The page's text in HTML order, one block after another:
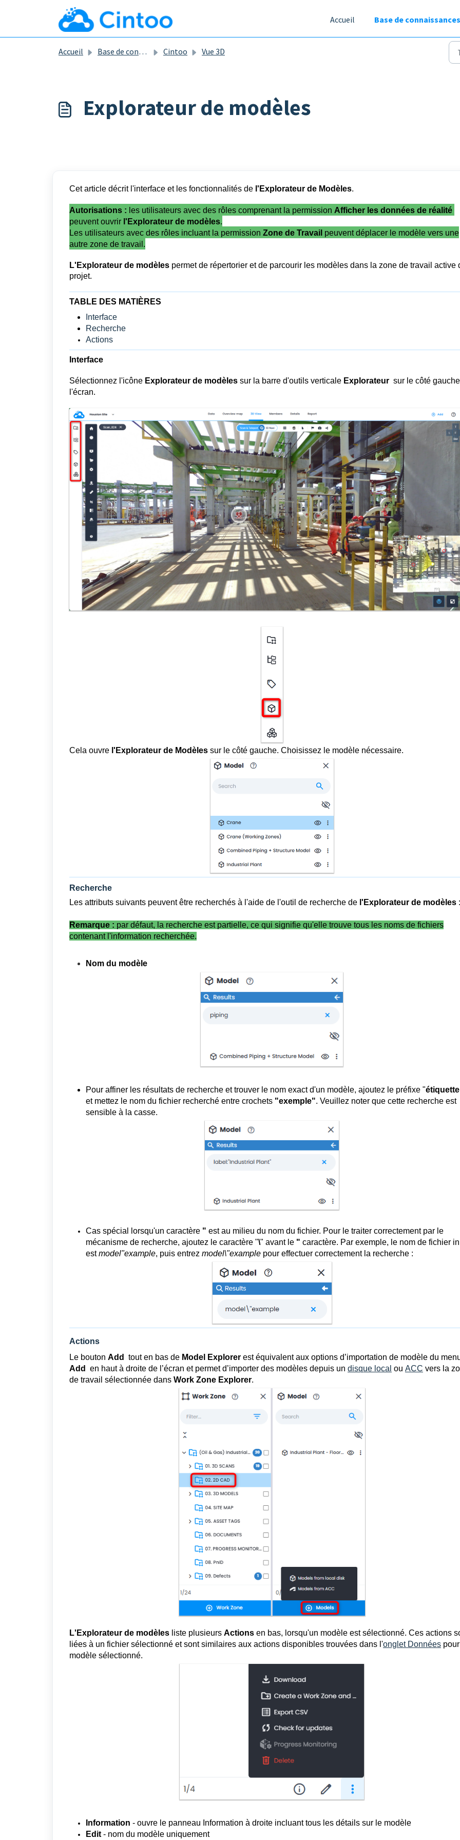
Passer au contenu principal
Accueil
Base de
Accueil Base de connaissances Cintoo Vue 3D
Explorateur de modèles
Cet article décrit l'interface et les fonctionnalités de l'Explorateur de Modèles.
Autorisations : les utilisateurs avec des rôles comprenant la permission Afficher les données de réalité
peuvent ouvrir l'Explorateur de modèles.
Les utilisateurs avec des rôles incluant la permission Zone de Travail peuvent déplacer le modèle vers une
autre zone de travail.
L'Explorateur de modèles permet de répertorier et de parcourir les modèles dans la zone de travail active
projet.
TABLE DES MATIÈRES
Interface
Recherche
Actions
Interface
Sélectionnez l'icône Explorateur de modèles sur la barre d'outils verticale Explorateur sur le côté
l'écran.
Cela ouvre l'Explorateur de Modèles sur le côté gauche. Choisissez le modèle nécessaire.
Recherche
Les attributs suivants peuvent être recherchés à l'aide de l'outil de recherche de l'Explorateur de modèles :
Remarque : par défaut, la recherche est partielle, ce qui signifie qu'elle trouve tous les noms de fichiers
contenant l'information recherchée.
Nom du modèle
Pour affiner les résultats de recherche et trouver le nom exact d'un modèle, ajoutez le préfixe "
et mettez le nom du fichier recherché entre crochets "exemple". Veuillez noter que cette recherche est
sensible à la casse.
Cas spécial lorsqu'un caractère " est au milieu du nom du fichier. Pour le traiter correctement par le
mécanisme de recherche, ajoutez le caractère "\" avant le " caractère. Par exemple, le nom de fichier
estmodel"example, puis entrez model\"example pour effectuer correctement la recherche :
Actions
Le bouton Add tout en bas de Model Explorer est équivalent aux options d’importation de modèle du
Add
en haut à droite de l’écran et permet d’importer des modèles depuis un disque local ou ACC vers la
de travail sélectionnée dans Work Zone Explorer.
L'Explorateur de modèles liste plusieurs Actions en bas, lorsqu'un modèle est sélectionné. Ces actions
liées à un fichier sélectionné et sont similaires aux actions disponibles trouvées dans l'onglet Données
modèle sélectionné.
Information - ouvre le panneau Information à droite incluant tous les détails sur le modèle
Edit - nom du modèle uniquement